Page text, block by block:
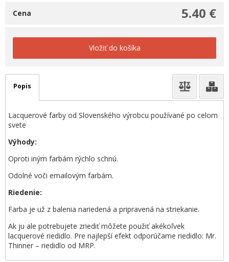
5.40 €
Cena
Vložiť do košíka
Popis
Lacquerové farby od Slovenského výrobcu používané po celom
svete
Výhody:
Oproti iným farbám rýchlo schnú.
Odolné voči emailovým farbám.
Riedenie:
Farba je už z balenia nariedená a pripravená na striekanie.
Ak ju ale potrebujete zriediť môžete použiť akékoľvek
lacquerové riedidlo. Pre najlepší efekt odporúčame riedidlo: Mr.
Thinner – riedidlo od MRP.